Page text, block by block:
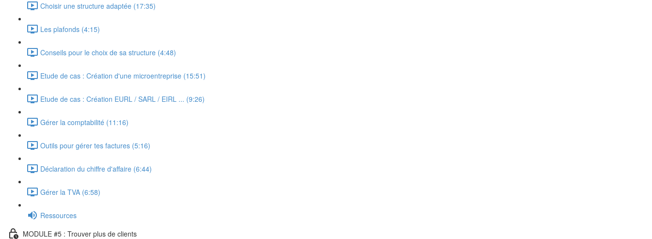
Choisir une structure adaptée (17:35)
Les plafonds (4:15)
Conseils pour le choix de sa structure (4:48)
Etude de cas : Création d'une microentreprise (15:51)
Etude de cas : Création EURL / SARL / EIRL ... (9:26)
Gérer la comptabilité (11:16)
Outils pour gérer tes factures (5:16)
Déclaration du chiffre d'affaire (6:44)
Gérer la TVA (6:58)
Ressources
MODULE #5 : Trouver plus de clients